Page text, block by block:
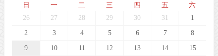
日
一 二 三 四 五 六
26 27 28 29 30 31 1
2 3 4 5 6 7 8
9 10 11 12 13 14 15